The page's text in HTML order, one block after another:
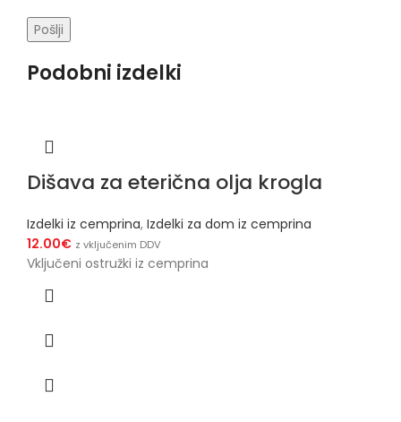
Podobni izdelki
Dišava za eterična olja krogla
Izdelki iz cemprina, Izdelki za dom iz cemprina
12.00€ z vključenim DDV
Vključeni ostružki iz cemprina